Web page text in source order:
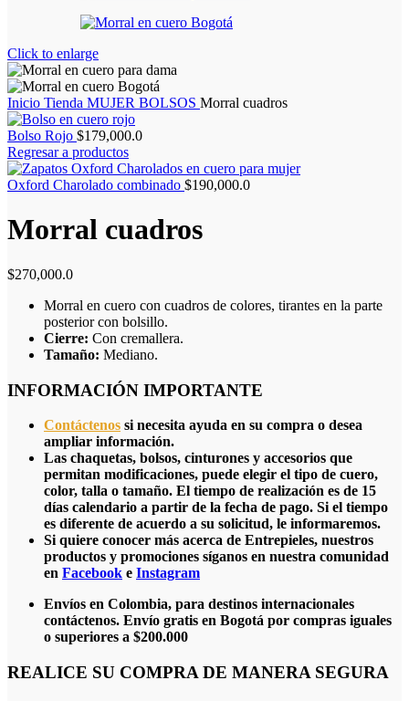
Click to enlarge
Inicio Tienda MUJER BOLSOS Morral cuadros
Bolso Rojo $179,000.0
Regresar a productos
Oxford Charolado combinado $190,000.0
Morral cuadros
$270,000.0
Morral en cuero con cuadros de colores, tirantes en la parte
posterior con bolsillo.
Cierre: Con cremallera.
Tamaño: Mediano.
INFORMACIÓN IMPORTANTE
Contáctenos si necesita ayuda en su compra o desea
ampliar información.
Las chaquetas, bolsos, cinturones y accesorios que
permitan modificaciones, puede elegir el tipo de cuero,
color, talla o tamaño. El tiempo de realización es de 15
días calendario a partir de la fecha de pago. Si el tiempo
es diferente de acuerdo a su solicitud, le informaremos.
Si quiere conocer más acerca de Entrepieles, nuestros
productos y promociones síganos en nuestra comunidad
en Facebook e Instagram
Envíos en Colombia, para destinos internacionales
contáctenos. Envío gratis en Bogotá por compras iguales
o superiores a $200.000
REALICE SU COMPRA DE MANERA SEGURA